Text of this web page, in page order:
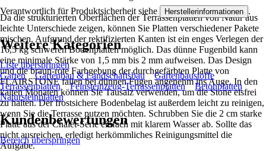
Da die strukturierten Oberflächen der Terrassenplatten von Natur aus
leichte Unterschiede zeigen, können Sie Platten verschiedener Pakete
mischen. Aufgrund der rektifizierten Kanten ist ein enges Verlegen der
16,5 kg schweren Bodenplatten möglich. Das dünne Fugenbild kann
eine minimale Stärke von 1,5 mm bis 2 mm aufweisen. Das Design
und die braun-rote Farbgebung der durchgefärbten Platte von
FLAIRSTONE fallen bei dünnen Fugen angenehm ins Auge. In den
kalten Monaten können Sie Tausalz verwenden, um die Stone eisfrei
zu halten. Der frostsichere Bodenbelag ist außerdem leicht zu reinigen,
wenn Sie die Terrasse putzen möchten. Schrubben Sie die 2 cm starke
Platte aus der Chalet-Serie einfach mit klarem Wasser ab. Sollte das
nicht ausreichen, erledigt herkömmliches Reinigungsmittel die
Aufgabe.
Verantwortlich für Produktsicherheit siehe Herstellerinformationen .
Weitere Kategorien
Liste überspringen
Garten
Gartenbau & Landschaftsbau
Gartenbaustoffe
Terrassenplatten
Feinsteinzeug-Terrassenplatten
Betonplatten
Natursteinplatten
Kundenbewertungen
Bereich überspringen